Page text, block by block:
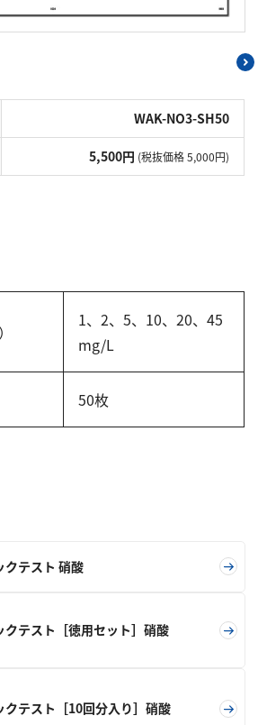
WAK-NO3-SH50
5,500円 (税抜価格 5,000円)
1、2、5、10、20、45
mg/L
50枚
クテスト 硝酸
クテスト［徳用セット］硝酸
クテスト［10回分入り］硝酸
ム